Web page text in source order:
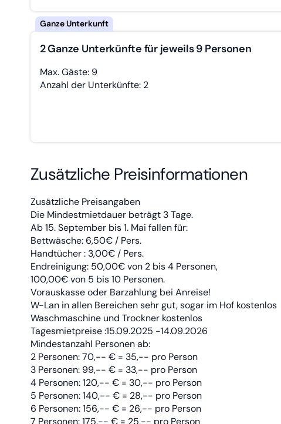
2 Ganze Unterkünfte für jeweils 9 Personen
Max. Gäste: 9
Anzahl der Unterkünfte: 2
Zusätzliche Preisinformationen
Zusätzliche Preisangaben
Die Mindestmietdauer beträgt 3 Tage.
Ab 15. September bis 1. Mai fallen für:
Bettwäsche: 6,50€ / Pers.
Handtücher : 3,00€ / Pers.
Endreinigung: 50,00€ von 2 bis 4 Personen,
100,00€ von 5 bis 10 Personen.
Vorauskasse oder Barzahlung bei Anreise!
W-Lan in allen Bereichen sehr gut, sogar im Hof kostenlos
Waschmaschine und Trockner kostenlos
Tagesmietpreise :15.09.2025 -14.09.2026
Mindestanzahl Personen ab:
2 Personen: 70,-- € = 35,-- pro Person
3 Personen: 99,-- € = 33,-- pro Person
4 Personen: 120,-- € = 30,-- pro Person
5 Personen: 140,-- € = 28,-- pro Person
6 Personen: 156,-- € = 26,-- pro Person
7 Personen: 175,-- € = 25,-- pro Person